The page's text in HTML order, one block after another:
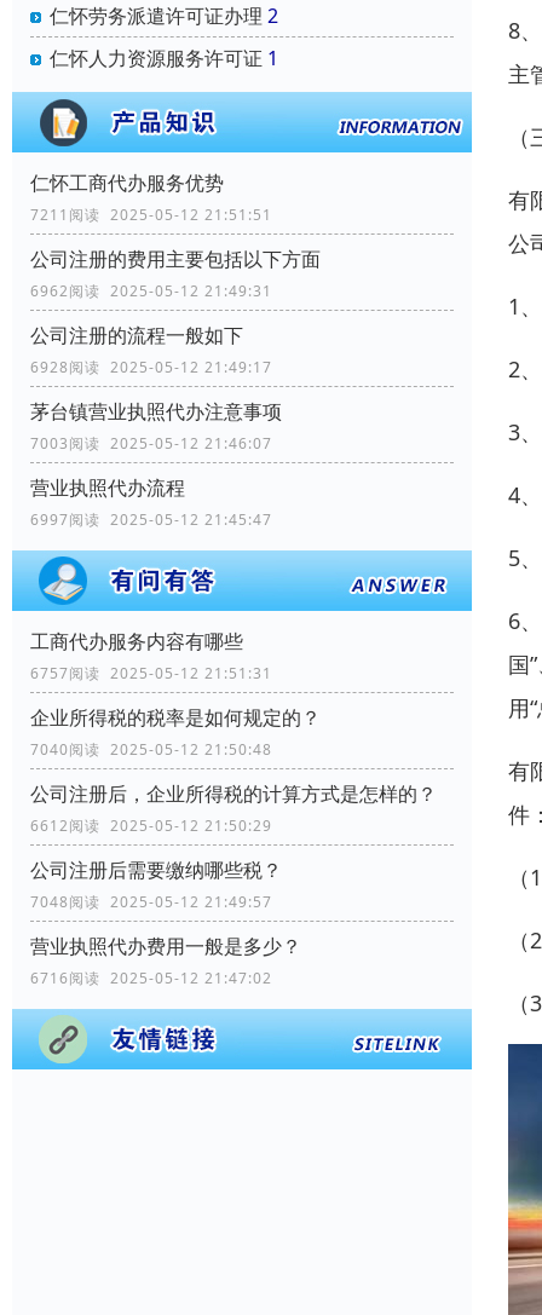
仁怀劳务派遣许可证办理 2
仁怀人力资源服务许可证 1
仁怀工商代办服务优势
7211阅读 2025-05-12 21:51:51
公司注册的费用主要包括以下方面
6962阅读 2025-05-12 21:49:31
公司注册的流程一般如下
6928阅读 2025-05-12 21:49:17
茅台镇营业执照代办注意事项
7003阅读 2025-05-12 21:46:07
营业执照代办流程
6997阅读 2025-05-12 21:45:47
工商代办服务内容有哪些
6757阅读 2025-05-12 21:51:31
企业所得税的税率是如何规定的？
7040阅读 2025-05-12 21:50:48
公司注册后，企业所得税的计算方式是怎样的？
6612阅读 2025-05-12 21:50:29
公司注册后需要缴纳哪些税？
7048阅读 2025-05-12 21:49:57
营业执照代办费用一般是多少？
6716阅读 2025-05-12 21:47:02
8
主
有
公
1
2
3
4
5
6
国
用
有
件